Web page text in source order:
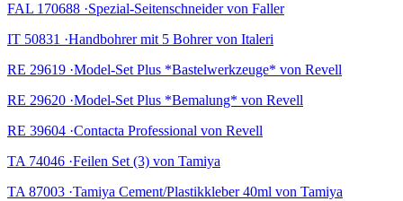
FAL 170688 ·Spezial-Seitenschneider von Faller
IT 50831 ·Handbohrer mit 5 Bohrer von Italeri
RE 29619 ·Model-Set Plus *Bastelwerkzeuge* von Revell
RE 29620 ·Model-Set Plus *Bemalung* von Revell
RE 39604 ·Contacta Professional von Revell
TA 74046 ·Feilen Set (3) von Tamiya
TA 87003 ·Tamiya Cement/Plastikkleber 40ml von Tamiya